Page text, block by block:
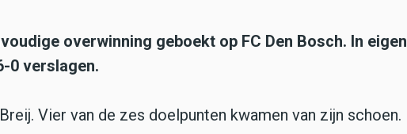
overwinning geboekt op FC Den Bosch. In eigen
0 verslagen.
Vier van de zes doelpunten kwamen van zijn schoen.